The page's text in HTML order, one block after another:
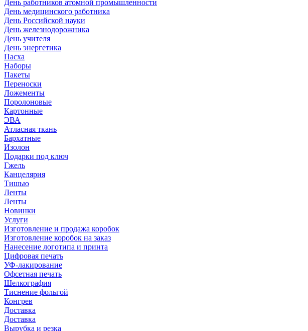
День работников атомной промышленности
День медицинского работника
День Российской науки
День железнодорожника
День учителя
День энергетика
Пасха
Наборы
Пакеты
Переноски
Ложементы
Поролоновые
Картонные
ЭВА
Атласная ткань
Бархатные
Изолон
Подарки под ключ
Гжель
Канцелярия
Тишью
Ленты
Ленты
Новинки
Услуги
Изготовление и продажа коробок
Изготовление коробок на заказ
Нанесение логотипа и принта
Цифровая печать
УФ-лакирование
Офсетная печать
Шелкография
Тиснение фольгой
Конгрев
Доставка
Доставка
Вырубка и резка